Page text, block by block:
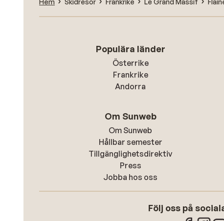
Populära länder
Österrike
Frankrike
Andorra
Om Sunweb
Om Sunweb
Hållbar semester
Tillgänglighetsdirektiv
Press
Jobba hos oss
Följ oss på